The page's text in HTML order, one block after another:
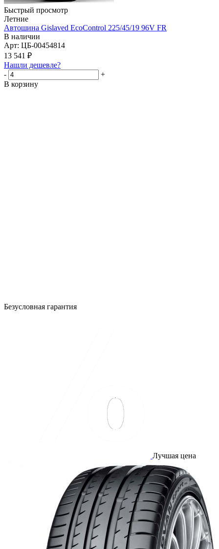
Быстрый просмотр
Летние
Автошина Gislaved EcoControl 225/45/19 96V FR
В наличии
Арт: ЦБ-00454814
13 541 ₽
Нашли дешевле?
-
+
В корзину
Безусловная гарантия
Лучшая цена